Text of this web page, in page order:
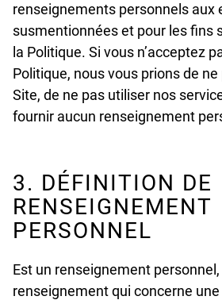
renseignements personnels aux
susmentionnées et pour les fins
la Politique. Si vous n’acceptez
Politique, nous vous prions de
Site, de ne pas utiliser nos
fournir aucun renseignement
3. DÉFINITION DE
RENSEIGNEMENT
PERSONNEL
Est un renseignement
renseignement qui concerne